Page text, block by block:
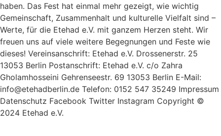
haben. Das Fest hat einmal mehr gezeigt, wie wichtig
Gemeinschaft, Zusammenhalt und kulturelle Vielfalt sind –
Werte, für die Etehad e.V. mit ganzem Herzen steht. Wir
freuen uns auf viele weitere Begegnungen und Feste wie
dieses! Vereinsanschrift: Etehad e.V. Drossenerstr. 25
13053 Berlin Postanschrift: Etehad e.V. c/o Zahra
Gholamhosseini Gehrenseestr. 69 13053 Berlin E-Mail:
info@etehadberlin.de Telefon: 0152 547 35249 Impressum​
Datenschutz Facebook Twitter Instagram Copyright ©
2024 Etehad e.V.